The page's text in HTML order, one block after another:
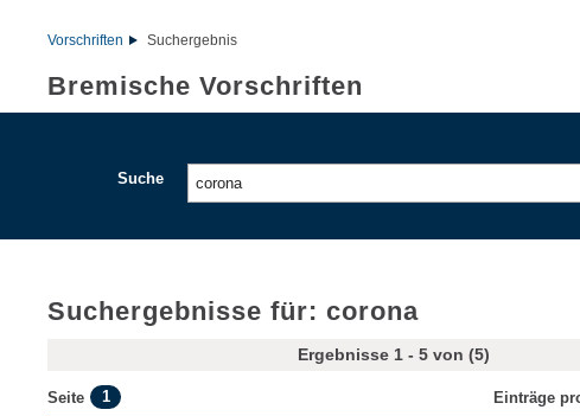
Vorschriften Suchergebnis
Bremische Vorschriften
Suche
Suchergebnisse für: corona
Ergebnisse 1 - 5 von (5)
Seite 1 Einträge